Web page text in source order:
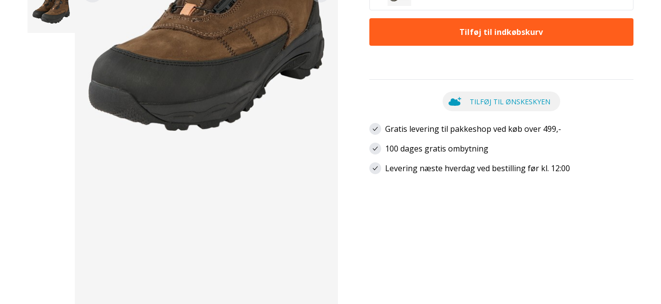
Tilføj til indkøbskurv
TILFØJ TIL ØNSKESKYEN
Gratis levering til pakkeshop ved køb over 499,-
100 dages gratis ombytning
Levering næste hverdag ved bestilling før kl. 12:00